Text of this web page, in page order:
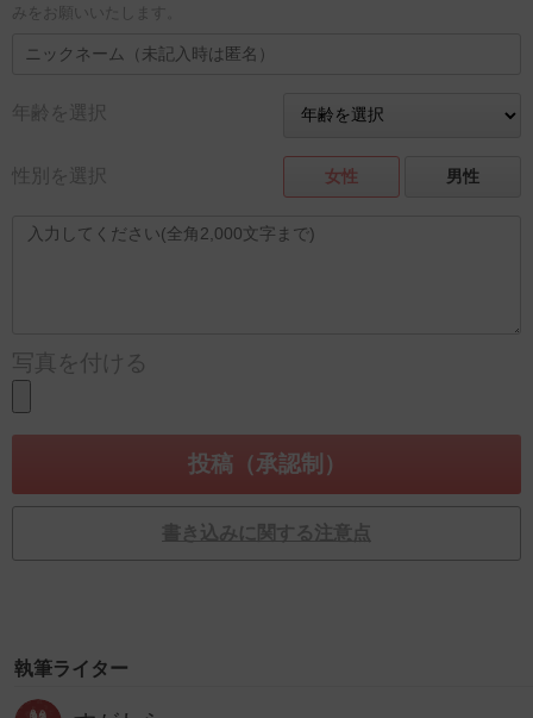
みをお願いいたします。
年齢を選択
性別を選択 女性 男性
写真を付ける
書き込みに関する注意点
執筆ライター